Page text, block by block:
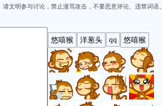
请文明参与讨论，禁止漫骂攻击，不要恶意评论、违禁词语。